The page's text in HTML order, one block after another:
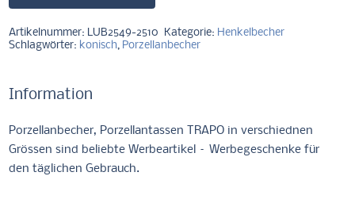
Artikelnummer: LUB2549-2510 Kategorie: Henkelbecher
Schlagwörter: konisch, Porzellanbecher
Information
Porzellanbecher, Porzellantassen TRAPO in verschiednen
Grössen sind beliebte Werbeartikel – Werbegeschenke für
den täglichen Gebrauch.